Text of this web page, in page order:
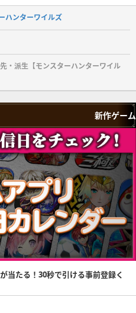
ハンターワイルズ
・派生【モンスターハンターワイル
新作ゲーム
当たる！30秒で引ける事前登録く